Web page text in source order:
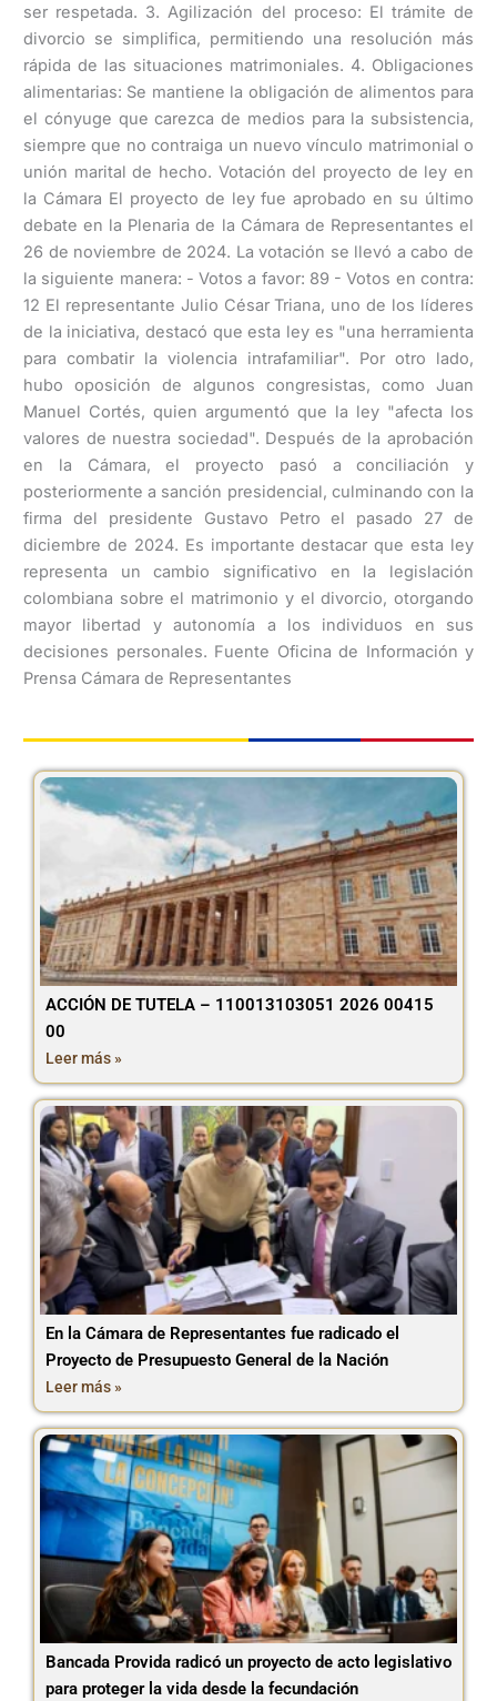
ser respetada. 3. Agilización del proceso: El trámite de
divorcio se simplifica, permitiendo una resolución más
rápida de las situaciones matrimoniales. 4. Obligaciones
alimentarias: Se mantiene la obligación de alimentos para
el cónyuge que carezca de medios para la subsistencia,
siempre que no contraiga un nuevo vínculo matrimonial o
unión marital de hecho. Votación del proyecto de ley en
la Cámara El proyecto de ley fue aprobado en su último
debate en la Plenaria de la Cámara de Representantes el
26 de noviembre de 2024. La votación se llevó a cabo de
la siguiente manera: - Votos a favor: 89 - Votos en contra:
12 El representante Julio César Triana, uno de los líderes
de la iniciativa, destacó que esta ley es "una herramienta
para combatir la violencia intrafamiliar". Por otro lado,
hubo oposición de algunos congresistas, como Juan
Manuel Cortés, quien argumentó que la ley "afecta los
valores de nuestra sociedad". Después de la aprobación
en la Cámara, el proyecto pasó a conciliación y
posteriormente a sanción presidencial, culminando con la
firma del presidente Gustavo Petro el pasado 27 de
diciembre de 2024. Es importante destacar que esta ley
representa un cambio significativo en la legislación
colombiana sobre el matrimonio y el divorcio, otorgando
mayor libertad y autonomía a los individuos en sus
decisiones personales. Fuente Oficina de Información y
Prensa Cámara de Representantes
ACCIÓN DE TUTELA – 110013103051 2026 00415
00
Leer más »
En la Cámara de Representantes fue radicado el
Proyecto de Presupuesto General de la Nación
Leer más »
Bancada Provida radicó un proyecto de acto legislativo
para proteger la vida desde la fecundación